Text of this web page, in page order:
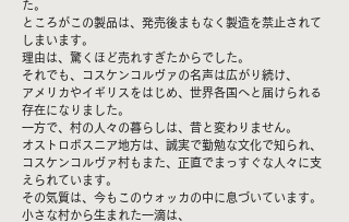
た。
ところがこの製品は、発売後まもなく製造を禁止されて
しまいます。
理由は、驚くほど売れすぎたからでした。
それでも、コスケンコルヴァの名声は広がり続け、
アメリカやイギリスをはじめ、世界各国へと届けられる
存在になりました。
一方で、村の人々の暮らしは、昔と変わりません。
オストロボスニア地方は、誠実で勤勉な文化で知られ、
コスケンコルヴァ村もまた、正直でまっすぐな人々に支
えられています。
その気質は、今もこのウォッカの中に息づいています。
小さな村から生まれた一滴は、